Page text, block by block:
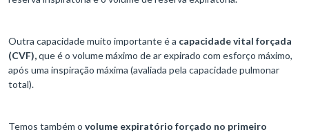
Outra capacidade muito importante é a capacidade vital forçada
(CVF),que é o volume máximo de ar expirado com esforço máximo,
após uma inspiração máxima (avaliada pela capacidade pulmonar
total).
Temos também o volume expiratório forçado no primeiro